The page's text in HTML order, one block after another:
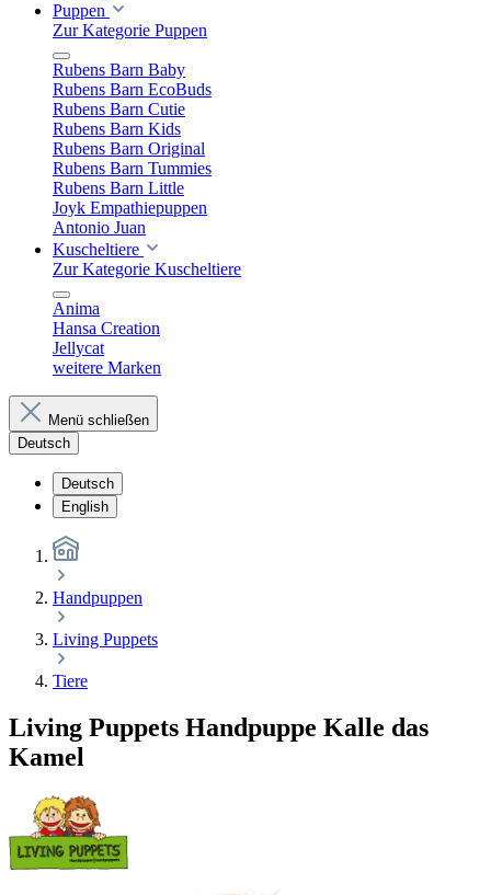
Puppen
Zur Kategorie Puppen
Rubens Barn Baby
Rubens Barn EcoBuds
Rubens Barn Cutie
Rubens Barn Kids
Rubens Barn Original
Rubens Barn Tummies
Rubens Barn Little
Joyk Empathiepuppen
Antonio Juan
Kuscheltiere
Zur Kategorie Kuscheltiere
Anima
Hansa Creation
Jellycat
weitere Marken
Menü schließen
Deutsch
Deutsch
English
Handpuppen
Living Puppets
Tiere
Living Puppets Handpuppe Kalle das
Kamel